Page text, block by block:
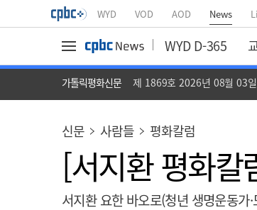
WYD VOD AOD News
WYD D-365
가톨릭평화신문 제 1869호 2026년 08월 03
신문 사람들 평화칼럼
[서지환 평화칼
서지환 요한 바오로(청년 생명운동가